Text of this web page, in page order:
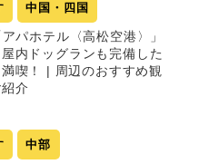
中国・四国
パホテル〈高松空港〉」
内ドッグランも完備した
喫！ | 周辺のおすすめ観
介
中部